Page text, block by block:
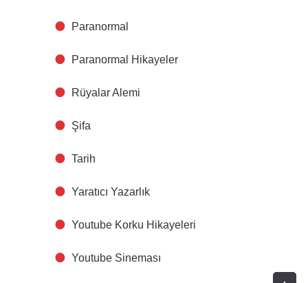
Paranormal
Paranormal Hikayeler
Rüyalar Alemi
Şifa
Tarih
Yaratıcı Yazarlık
Youtube Korku Hikayeleri
Youtube Sineması